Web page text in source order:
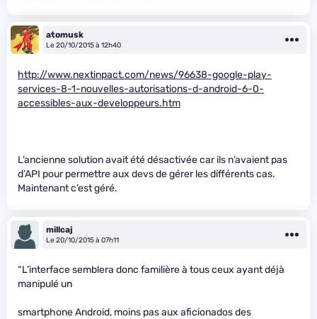
atomusk
Le 20/10/2015 à 12h40
http://www.nextinpact.com/news/96638-google-play-
services-8-1-nouvelles-autorisations-d-android-6-0-
accessibles-aux-developpeurs.htm
L’ancienne solution avait été désactivée car ils n’avaient pas
d’API pour permettre aux devs de gérer les différents cas.
Maintenant c’est géré.
millcaj
Le 20/10/2015 à 07h11
“L’interface semblera donc familière à tous ceux ayant déjà
manipulé un
smartphone Android, moins pas aux aficionados des